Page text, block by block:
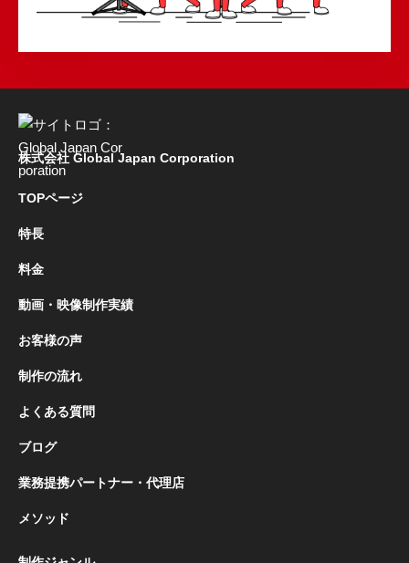
株式会社 Global Japan Corporation
TOPページ
特長
料金
動画・映像制作実績
お客様の声
制作の流れ
よくある質問
ブログ
業務提携パートナー・代理店
メソッド